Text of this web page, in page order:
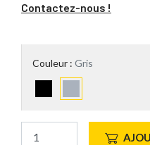
Contactez-nous !
Couleur : Gris